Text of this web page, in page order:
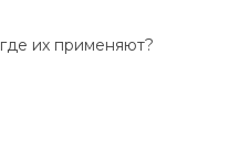
их применяют?